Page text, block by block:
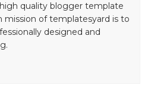
quality blogger template
of templatesyard is to
designed and